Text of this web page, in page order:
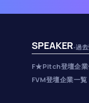
SPEAKER-過
F★Pitch登壇企業
FVM登壇企業一覧